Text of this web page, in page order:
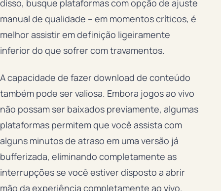
disso, busque plataformas com opção de ajuste
manual de qualidade – em momentos críticos, é
melhor assistir em definição ligeiramente
inferior do que sofrer com travamentos.
A capacidade de fazer download de conteúdo
também pode ser valiosa. Embora jogos ao vivo
não possam ser baixados previamente, algumas
plataformas permitem que você assista com
alguns minutos de atraso em uma versão já
bufferizada, eliminando completamente as
interrupções se você estiver disposto a abrir
mão da experiência completamente ao vivo.